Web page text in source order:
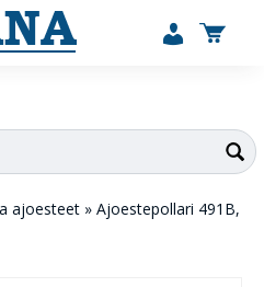
ajoesteet » Ajoestepollari 491B,